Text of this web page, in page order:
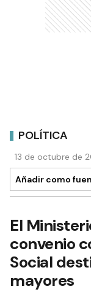
POLÍTICA
13 de octubre de
Añadir como
El
convenio
Social
mayores